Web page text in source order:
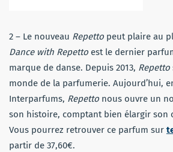
2 – Le nouveau Repetto peut plaire au
Dance with Repetto est le dernier
marque de danse. Depuis 2013, Repetto
monde de la parfumerie. Aujourd’hui,
Interparfums, Repetto nous ouvre un
son histoire, comptant bien élargir son
Vous pourrez retrouver ce parfum sur
partir de 37,60€.